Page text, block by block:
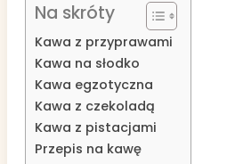
Na skróty
Kawa z przyprawami
Kawa na słodko
Kawa egzotyczna
Kawa z czekoladą
Kawa z pistacjami
Przepis na kawę